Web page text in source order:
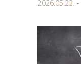
2026.05.23.